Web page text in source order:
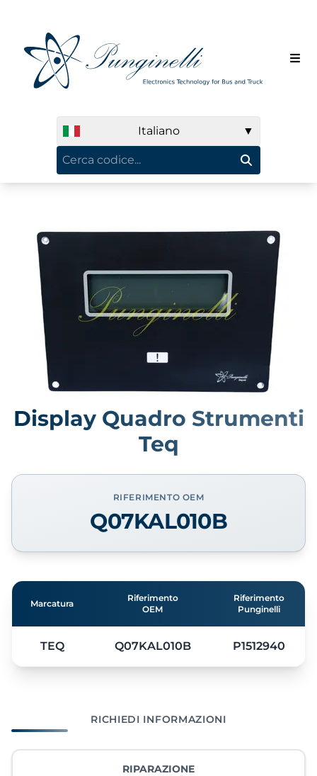
Italiano ▼
Display Quadro Strumenti
Teq
RIFERIMENTO OEM
Q07KAL010B
Marcatura
Riferimento
OEM
Riferimento
Punginelli
TEQ Q07KAL010B P1512940
RICHIEDI INFORMAZIONI
RIPARAZIONE